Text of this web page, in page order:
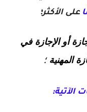
على الأكثر؛
أو الإجازة في
المهنية؛
الآتية: